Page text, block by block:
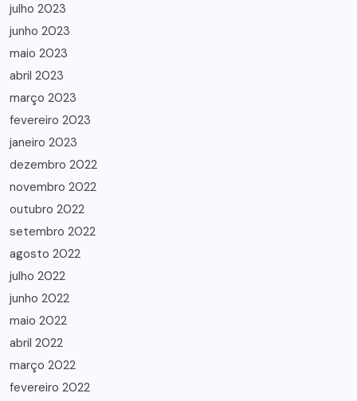
julho 2023
junho 2023
maio 2023
abril 2023
março 2023
fevereiro 2023
janeiro 2023
dezembro 2022
novembro 2022
outubro 2022
setembro 2022
agosto 2022
julho 2022
junho 2022
maio 2022
abril 2022
março 2022
fevereiro 2022